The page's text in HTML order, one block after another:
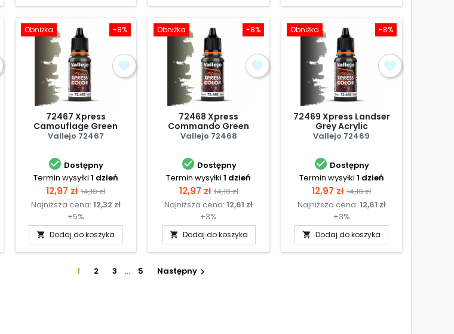
-8%
Obniżka
72467 Xpress
Camouflage Green
Acrylic
Vallejo 72467
 Dostępny
Termin wysyłki 1 dzień
Cena
12,97 zł Cena
podstawowa
14,10 zł
Najniższa cena: 12,32 zł
+5%
 Dodaj do koszyka
-8%
Obniżka
72468 Xpress
Commando Green
Acrylic
Vallejo 72468
 Dostępny
Termin wysyłki 1 dzień
Cena
12,97 zł Cena
podstawowa
14,10 zł
Najniższa cena:12,61 zł
+3%
 Dodaj do koszyka
-8%
Obniżka
72469 Xpress Landser
Grey Acrylic
Vallejo 72469
 Dostępny
Termin wysyłki 1 dzień
Cena
12,97 zł Cena
podstawowa
14,10 zł
Najniższa cena: 12,61 zł
+3%
 Dodaj do koszyka
1 2 3 … 5 Następny